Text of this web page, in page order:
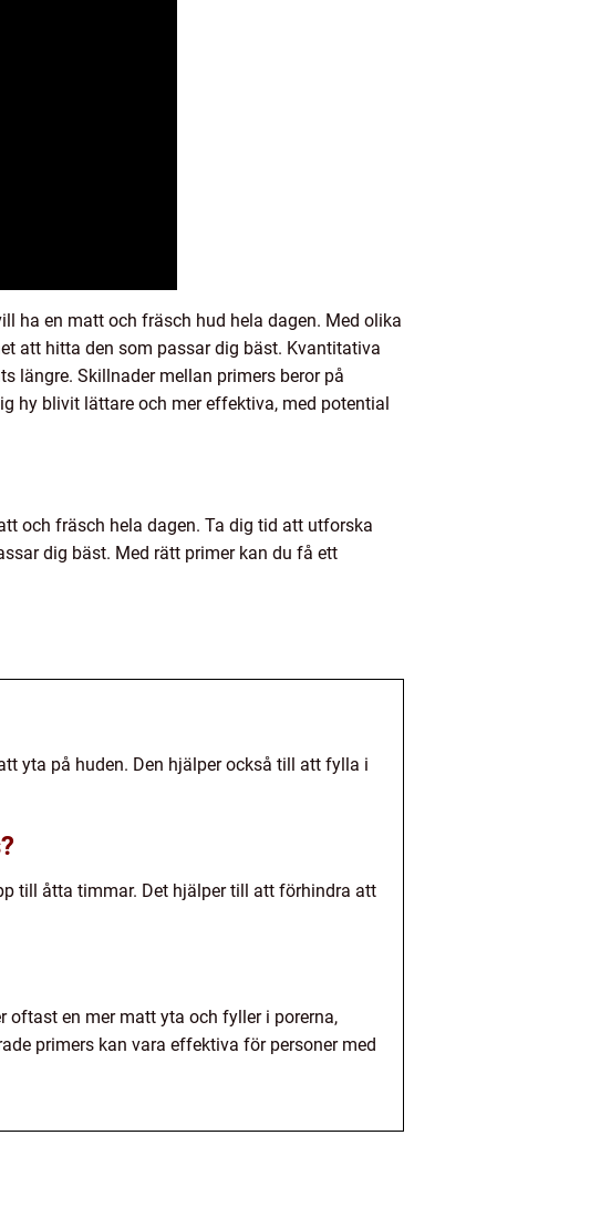
ha en matt och fräsch hud hela dagen. Med olika
att hitta den som passar dig bäst. Kvantitativa
längre. Skillnader mellan primers beror på
hy blivit lättare och mer effektiva, med potential
och fräsch hela dagen. Ta dig tid att utforska
dig bäst. Med rätt primer kan du få ett
yta på huden. Den hjälper också till att fylla i
till åtta timmar. Det hjälper till att förhindra att
oftast en mer matt yta och fyller i porerna,
primers kan vara effektiva för personer med